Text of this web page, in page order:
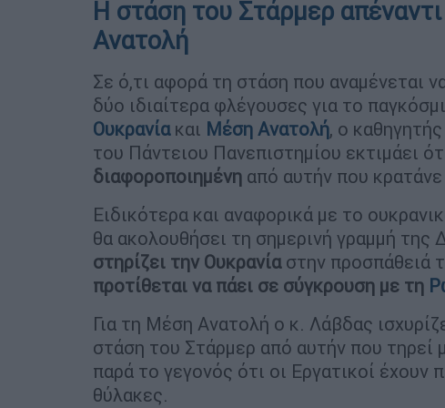
Η στάση του Στάρμερ
Ανατολή
Σε ό,τι αφορά τη στάση που αναμένεται
δύο ιδιαίτερα φλέγουσες για το
Ουκρανίακαι Μέση Ανατολή, ο
του Πάντειου Πανεπιστημίου εκτιμάει
διαφοροποιημένη από αυτήν που
Ειδικότερα και αναφορικά με το
θα ακολουθήσει τη σημερινή γραμμή της
στηρίζει την Ουκρανίαστην προσπάθειά
προτίθεται να πάει σε σύγκρουση με τη
Για τη Μέση Ανατολή ο κ. Λάβδας
στάση του Στάρμερ από αυτήν που τηρεί
παρά το γεγονός ότι οι Εργατικοί έχουν
θύλακες.